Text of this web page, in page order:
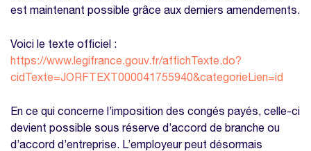
est maintenant possible grâce aux derniers amendements.
Voici le texte officiel :
https://www.legifrance.gouv.fr/affichTexte.do?
cidTexte=JORFTEXT000041755940&categorieLien=id
En ce qui concerne l’imposition des congés payés, celle-ci
devient possible sous réserve d’accord de branche ou
d’accord d’entreprise. L’employeur peut désormais